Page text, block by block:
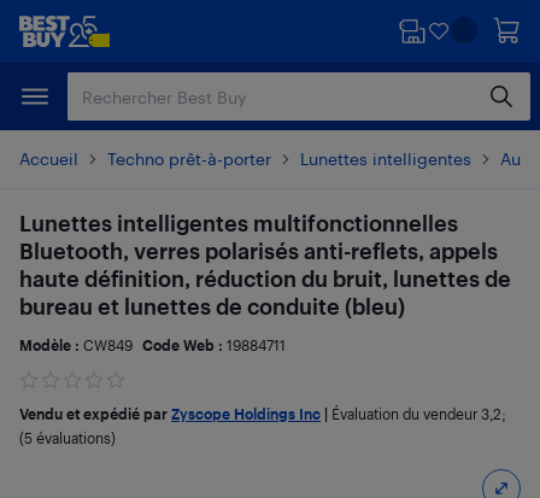
Passer
principal
Passer
Accueil Techno prêt-à-porter Lunettes intelligentes
Lunettes intelligentes multifonctionnelles
Bluetooth, verres polarisés anti-reflets, appels
haute définition, réduction du bruit, lunettes de
bureau et lunettes de conduite (bleu)
Modèle : CW849 Code Web : 19884711
Vendu et expédié par Zyscope Holdings Inc Évaluation du vendeur 3,2;
(5 évaluations)